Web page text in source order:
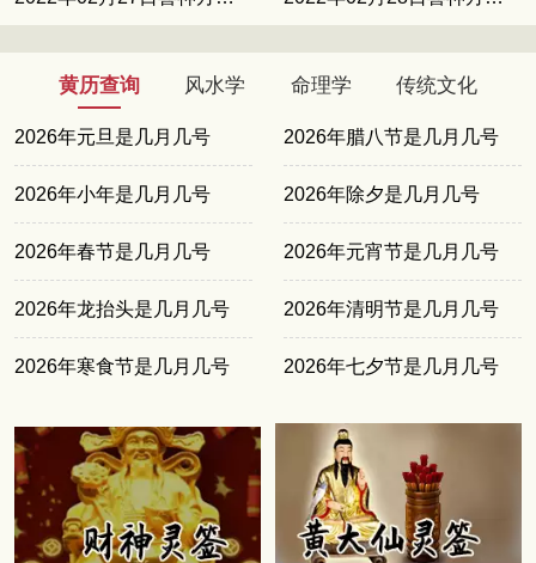
黄历查询 风水学 命理学 传统文化
2026年元旦是几月几号 2026年腊八节是几月几号
2026年小年是几月几号 2026年除夕是几月几号
2026年春节是几月几号 2026年元宵节是几月几号
2026年龙抬头是几月几号 2026年清明节是几月几号
2026年寒食节是几月几号 2026年七夕节是几月几号